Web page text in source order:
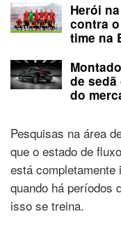
Herói
contra
time na
de
do
Pesquisas na área
que o estado de
está
quando há períodos
isso se treina.